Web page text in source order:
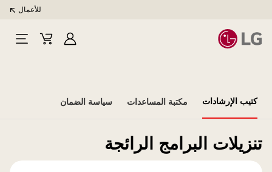
للأعمال
تسجيلCart
Open
كتيب الإرشادات مكتبة المساعدات سياسة الضمان
تنزيلات البرامج الرائجة